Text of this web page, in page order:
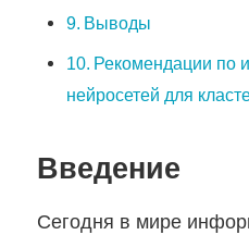
Выводы
Рекомендации по
нейросетей для
Введение
Сегодня в мире